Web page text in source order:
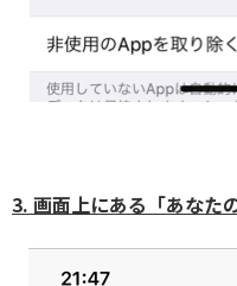
3. 画面上にある「あなた